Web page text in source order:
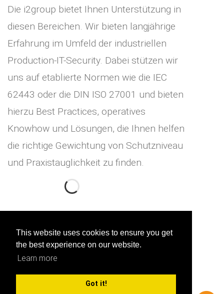
This website uses cookies to ensure you get
the best experience on our website.
Learn more
Got it!
Die i2group bietet Ihnen Unterstützung in
diesen Bereichen. Wir bieten langjährige
Erfahrung im Umfeld der industriellen
Production-IT-Security. Dabei stützen wir
uns auf etablierte Normen wie die IEC
62443 oder die DIN ISO 27001 und bieten
hierzu Best Practices, operatives
Knowhow und Lösungen, die Ihnen helfen
die richtige Gewichtung von Schutzniveau
und Praxistauglichkeit zu finden.
Industrial IT Security Engineering